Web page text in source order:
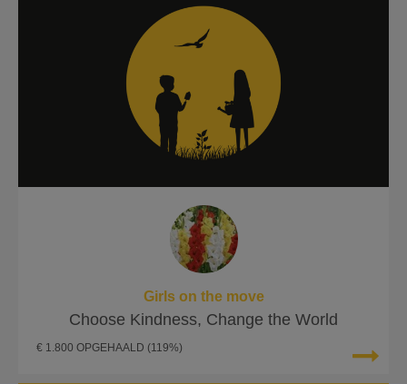
Girls on the move
Choose Kindness, Change the World
€ 1.800 OPGEHAALD (119%)